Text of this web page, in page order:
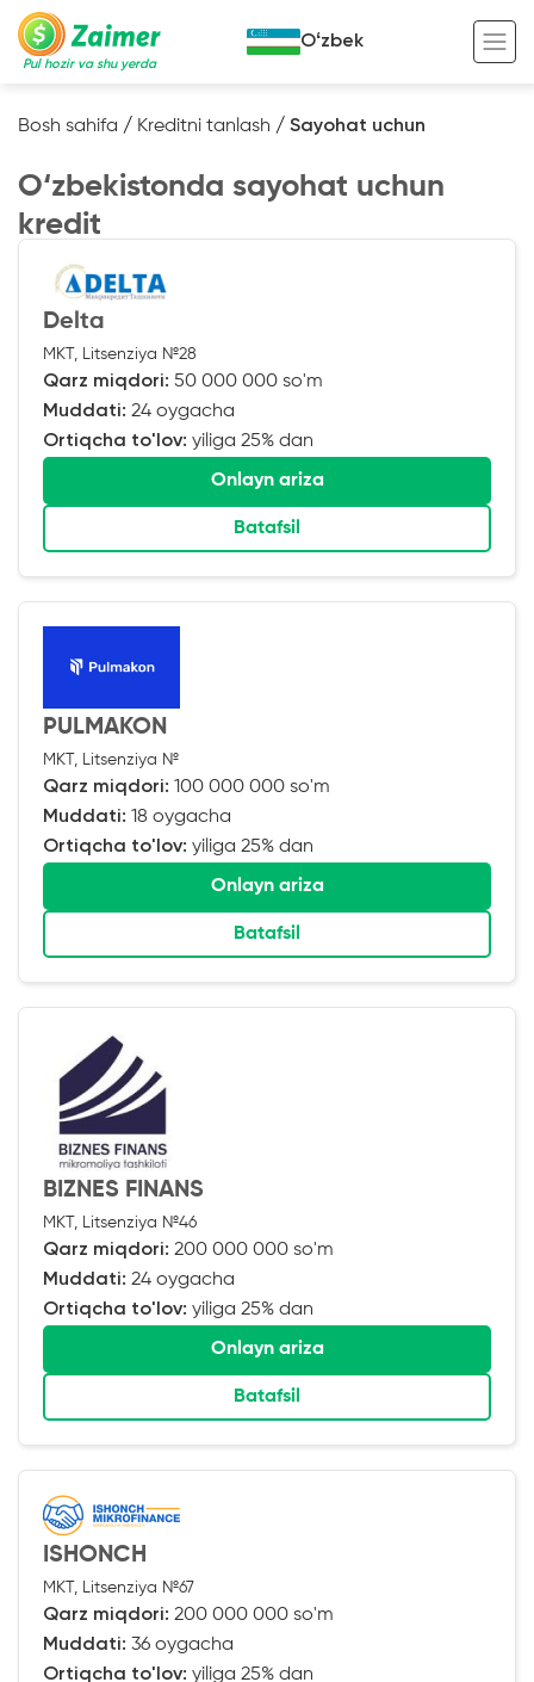
Pul hozir va shu yerda
Avto garov evaziga kredit
Maxsus texnika garov evaziga kredit
Kredit onlayn
Tadbirkorlar uchun onlayn kredit
O‘zini o‘zi band qilganlar uchun onlayn
kredit
Foydali
Kreditingizning hayotiy tsikli
Kalkulyator
Oʻzbek
Bosh sahifa / Kreditni tanlash / Sayohat uchun
O‘zbekistonda sayohat uchun
kredit
Delta
MKT, Litsenziya №28
Qarz miqdori: 50 000 000 so'm
Muddati: 24 oygacha
Ortiqcha to'lov: yiliga 25% dan
Onlayn ariza
Batafsil
PULMAKON
MKT, Litsenziya №
Qarz miqdori: 100 000 000 so'm
Muddati: 18 oygacha
Ortiqcha to'lov: yiliga 25% dan
Onlayn ariza
Batafsil
BIZNES FINANS
MKT, Litsenziya №46
Qarz miqdori: 200 000 000 so'm
Muddati: 24 oygacha
Ortiqcha to'lov: yiliga 25% dan
Onlayn ariza
Batafsil
ISHONCH
MKT, Litsenziya №67
Qarz miqdori: 200 000 000 so'm
Muddati: 36 oygacha
Ortiqcha to'lov: yiliga 25% dan